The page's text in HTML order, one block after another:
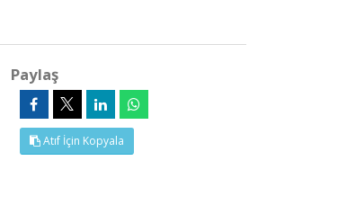
Paylaş
Atıf İçin Kopyala